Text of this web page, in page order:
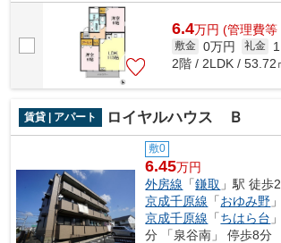
やご質問などは043-300-0080から承って...
6.4万円 (管理費等
敷金 0万円 礼金
2階 / 2LDK / 53.72
賃貸 | アパート ロイヤルハウス Ｂ
敷0
6.45万円
外房線 「鎌取 」駅 徒歩
京成千原線 「おゆみ野
京成千原線 「ちはら台
分 「泉谷南」 停歩8分